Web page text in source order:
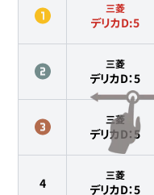
三菱
デリカD:5
三菱
デリカD：5
三菱
デリカD：5
4
三菱
デリカD：5